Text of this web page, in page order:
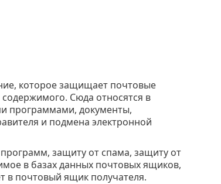
которое защищает почтовые
Сюда относятся в
программами, документы,
и подмена электронной
защиту от спама, защиту от
в базах данных почтовых ящиков,
в почтовый ящик получателя.